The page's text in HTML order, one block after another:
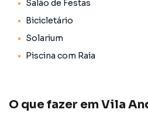
• Sauna
• Segurança
• Status: Pronto novo
• Finalidade: Residencial
Salão de Festas
Bicicletário
Solarium
Piscina com Raia
O que fazer em Vila